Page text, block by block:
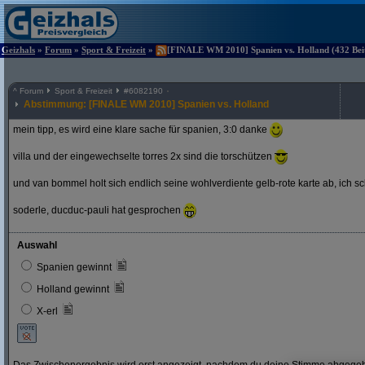
Geizhals » Forum » Sport & Freizeit » [FINALE WM 2010] Spanien vs. Holland (432
^ Forum Sport & Freizeit #6082190
Abstimmung: [FINALE WM 2010] Spanien vs. Holland
mein tipp, es wird eine klare sache für spanien, 3:0 danke
villa und der eingewechselte torres 2x sind die torschützen
und van bommel holt sich endlich seine wohlverdiente gelb-rote karte ab, ich
soderle, ducduc-pauli hat gesprochen
Auswahl
Spanien gewinnt
Holland gewinnt
X-erl